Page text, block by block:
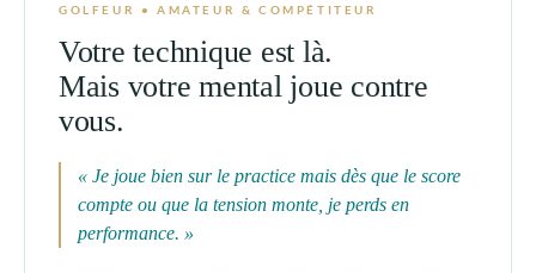
GOLFEUR • AMATEUR & COMPÉTITEUR
Votre technique est là.
Mais votre mental joue contre
vous.
« Je joue bien sur le practice mais dès que le score
compte ou que la tension monte, je perds en
performance. »